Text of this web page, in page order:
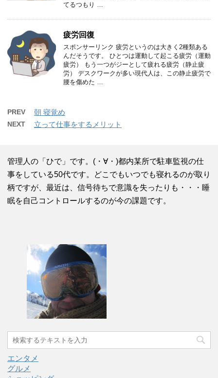
てるつもり …
疲労回復
スポンサーリンク 疲労というのは大きく2種類ある
んだそうです。 ひとつは運動して起こる疲労（運動
疲労） もう一つがジーとして疲れる疲労（静止疲
労） デスクワークが多い現代人は、この静止疲労で
腰を傷めた …
PREV 朝 寝覚め
NEXT 立って仕事をするメリット
管理人の「ひで」です。(・∀・)都内某所で駐車監視の仕
事をしている50代です。どこでもいつでも寝れるのが取り
柄ですが、最近は、信号待ちで意識を失ったりも・・・睡
眠を自己コントロールするのが今の課題です。
エンタメ
グルメ